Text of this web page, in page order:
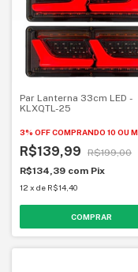
Par Lanterna 33cm LED -
KLXQTL-25
3% OFFCOMPRANDO 10 OU
R$139,99
R$199,00
R$134,39 com Pix
12 x de R$14,40